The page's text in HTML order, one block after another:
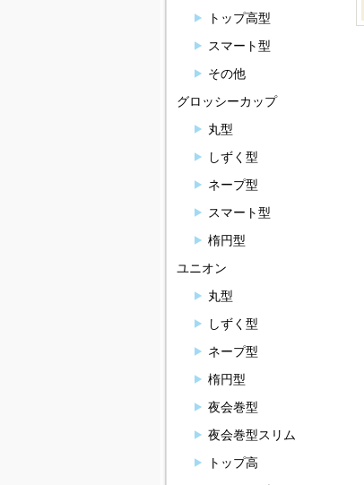
トップ高型
スマート型
その他
グロッシーカップ
丸型
しずく型
ネープ型
スマート型
楕円型
ユニオン
丸型
しずく型
ネープ型
楕円型
夜会巻型
夜会巻型スリム
トップ高